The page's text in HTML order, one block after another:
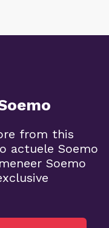
from this
actuele Soemo
Soemo